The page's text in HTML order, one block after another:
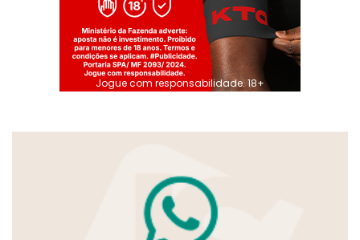
Jogue com responsabilidade. 18+